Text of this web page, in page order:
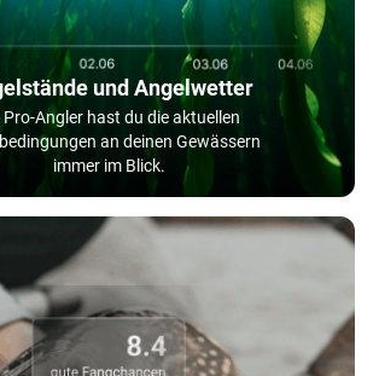
und Angelwetter
Pro-Angler hast du die aktuellen
an deinen Gewässern
immer im Blick.